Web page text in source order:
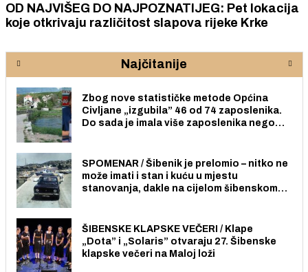
OD NAJVIŠEG DO NAJPOZNATIJEG: Pet lokacija
koje otkrivaju različitost slapova rijeke Krke
Najčitanije
Zbog nove statističke metode Općina
Civljane „izgubila” 46 od 74 zaposlenika.
Do sada je imala više zaposlenika nego
SPOMENAR / Šibenik je prelomio – nitko ne
može imati i stan i kuću u mjestu
stanovanja, dakle na cijelom šibenskom
ŠIBENSKE KLAPSKE VEČERI / Klape
„Dota” i „Solaris” otvaraju 27. Šibenske
klapske večeri na Maloj loži